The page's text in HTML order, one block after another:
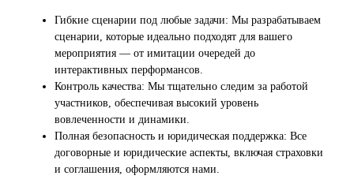
Гибкие сценарии под любые задачи: Мы разрабатываем
сценарии, которые идеально подходят для вашего
мероприятия — от имитации очередей до
интерактивных перформансов.
Контроль качества: Мы тщательно следим за работой
участников, обеспечивая высокий уровень
вовлеченности и динамики.
Полная безопасность и юридическая поддержка: Все
договорные и юридические аспекты, включая страховки
и соглашения, оформляются нами.